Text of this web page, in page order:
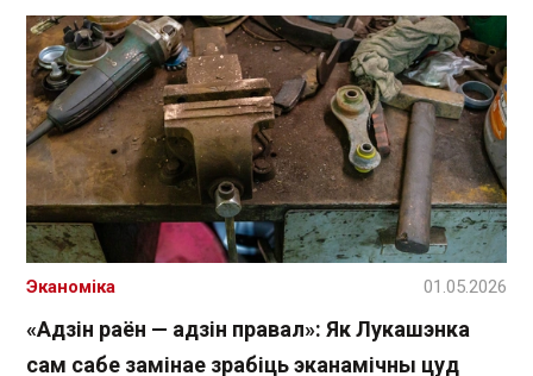
«Адзін раён — адзін правал»: Як Лукашэнка
сам сабе замінае зрабіць эканамічны цуд
Эканоміка 01.05.2026